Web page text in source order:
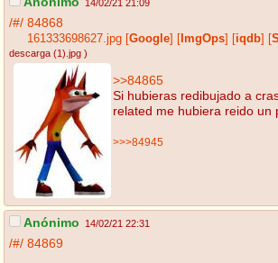
14/02/21 21:09
/#/ 84868
161333698627.jpg Google ImgOps iqdb
descarga (1).jpg )
>>84865
Si hubieras redibujado a
related me hubiera reido un
>>>84945
Anónimo 14/02/21 22:31
/#/ 84869